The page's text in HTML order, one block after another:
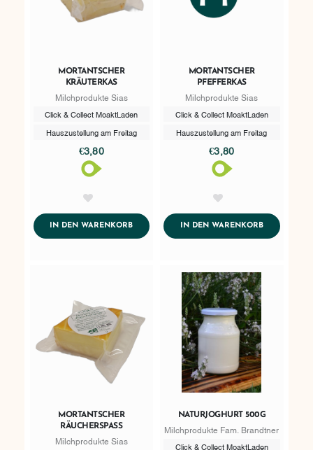
MORTANTSCHER
KRÄUTERKAS
Milchprodukte Sias
Click & Collect MoaktLaden
Hauszustellung am Freitag
€3,80
IN DEN WARENKORBADDTOCART
MORTANTSCHER
PFEFFERKAS
Milchprodukte Sias
Click & Collect MoaktLaden
Hauszustellung am Freitag
€3,80
IN DEN WARENKORBADDTOCART
MORTANTSCHER
RÄUCHERSPASS
Milchprodukte Sias
NATURJOGHURT 500G
Milchprodukte Fam. Brandtner
Click & Collect MoaktLaden